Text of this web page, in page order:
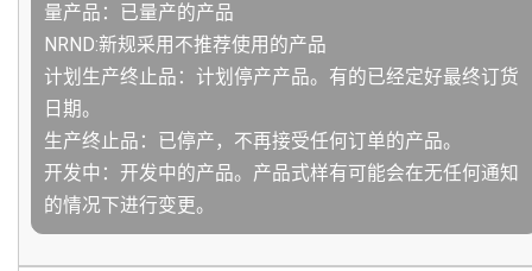
量产品：已量产的产品
NRND:新规采用不推荐使用的产品
计划生产终止品：计划停产产品。有的已经定好最终订货
日期。
生产终止品：已停产，不再接受任何订单的产品。
开发中：开发中的产品。产品式样有可能会在无任何通知
的情况下进行变更。